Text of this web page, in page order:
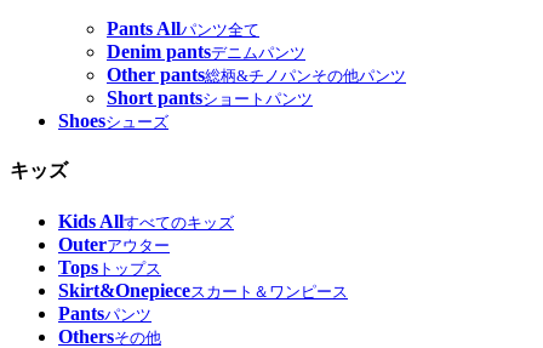
Pants Allパンツ全て
Denim pantsデニムパンツ
Other pants総柄&チノパンその他パンツ
Short pantsショートパンツ
Shoesシューズ
キッズ
Kids Allすべてのキッズ
Outerアウター
Tops トップス
Skirt&Onepieceスカート＆ワンピース
Pantsパンツ
Othersその他